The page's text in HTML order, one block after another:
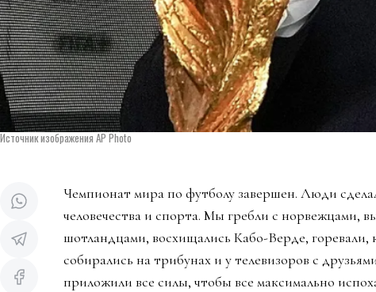
Источник изображения AP Photo
Чемпионат мира по футболу завершен. Люди
человечества и спорта. Мы гребли с норвежцами,
шотландцами, восхищались Кабо-Верде,
собирались на трибунах и у телевизоров с
приложили все силы, чтобы все максимально